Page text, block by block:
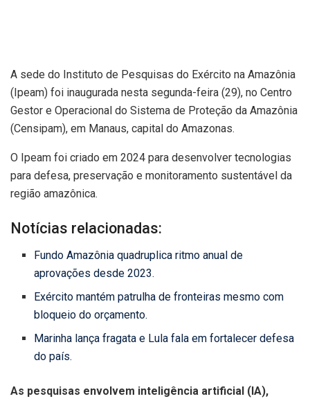
A sede do Instituto de Pesquisas do Exército na Amazônia
(Ipeam) foi inaugurada nesta segunda-feira (29), no Centro
Gestor e Operacional do Sistema de Proteção da Amazônia
(Censipam), em Manaus, capital do Amazonas.
O Ipeam foi criado em 2024 para desenvolver tecnologias
para defesa, preservação e monitoramento sustentável da
região amazônica.
Notícias relacionadas:
Fundo Amazônia quadruplica ritmo anual de
aprovações desde 2023.
Exército mantém patrulha de fronteiras mesmo com
bloqueio do orçamento.
Marinha lança fragata e Lula fala em fortalecer defesa
do país.
As pesquisas envolvem inteligência artificial (IA),